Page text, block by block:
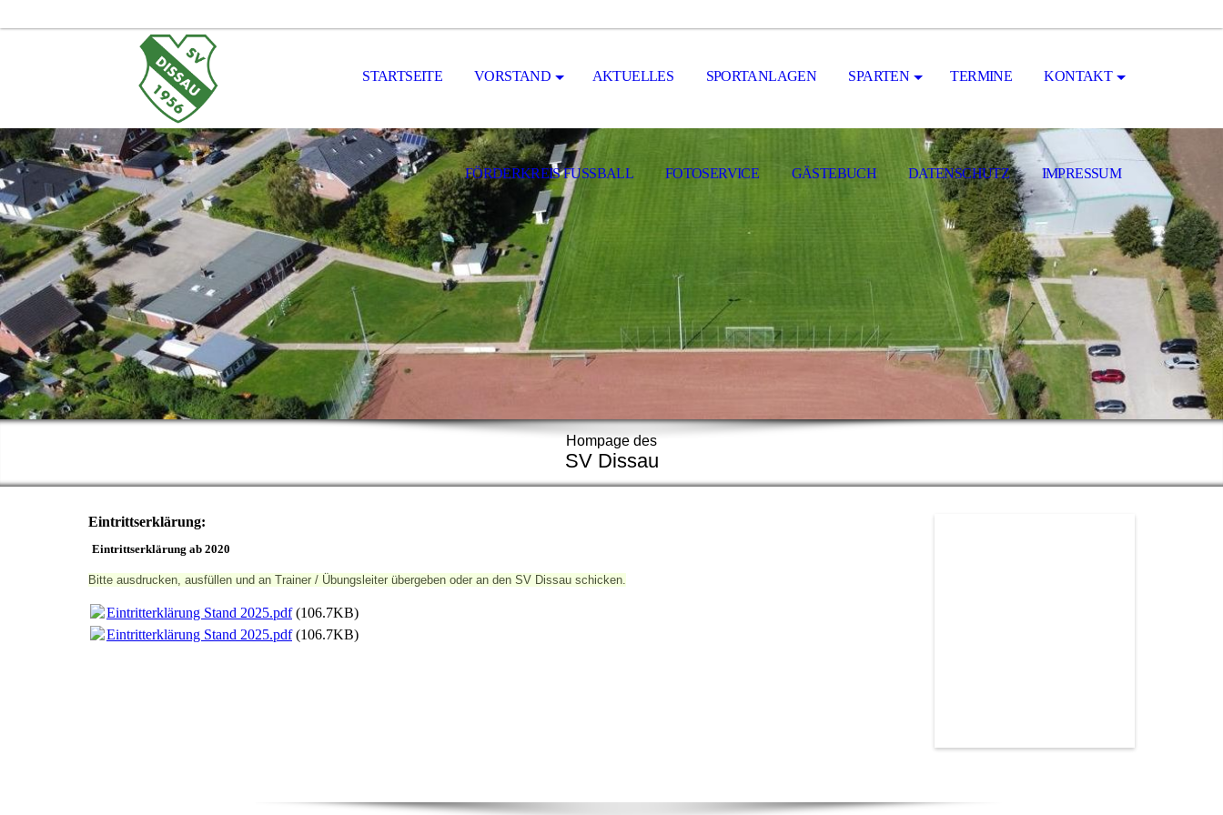
STARTSEITE VORSTAND AKTUELLES SPORTANLAGEN SPARTEN TERMINE KONTAKT
FÖRDERKREIS FUSSBALL FOTOSERVICE GÄSTEBUCH DATENSCHUTZ IMPRESSUM
Hompage des
SV Dissau
Eintrittserklärung:
Eintrittserklärung ab 2020
Bitte ausdrucken, ausfüllen und an Trainer / Übungsleiter übergeben oder an den SV Dissau schicken.
Eintritterklärung Stand 2025.pdf(106.7KB)
Eintritterklärung Stand 2025.pdf(106.7KB)